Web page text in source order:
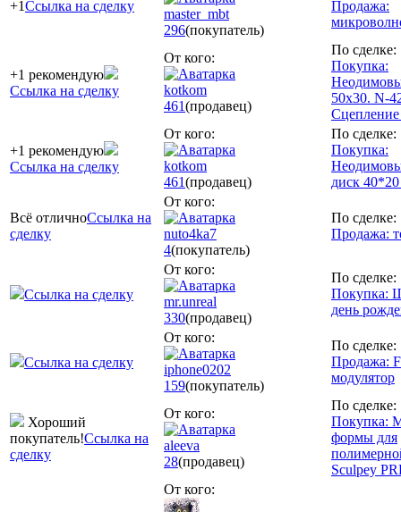
+1Ссылка на сделку
master_mbt
296(покупатель)
Продажа:
+1 рекомендую
Ссылка на сделку
От кого:
kotkom
461(продавец)
По сделке:
Покупка:
50х30. N-
Сцепление
+1 рекомендую
Ссылка на сделку
От кого:
kotkom
461(продавец)
По сделке:
Покупка:
диск
Всё отличноСсылка на
сделку
От кого:
nuto4ka7
4(покупатель)
По сделке:
Продажа:
Ссылка на сделку
От кого:
mr.unreal
330(продавец)
По сделке:
Покупка:
день
Ссылка на сделку
От кого:
iphone0202
159(покупатель)
По сделке:
Продажа:
модулятор
Хороший
покупатель!Ссылка на
сделку
От кого:
aleeva
28(продавец)
По сделке:
Покупка:
формы для
Sculpey
От кого: